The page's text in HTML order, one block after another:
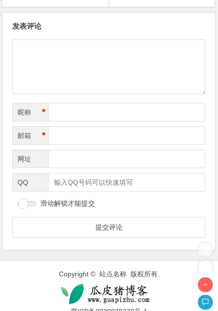
发表评论
昵称 *
邮箱 *
网址
QQ
滑动解锁才能提交
Copyright © 站点名称 版权所有.